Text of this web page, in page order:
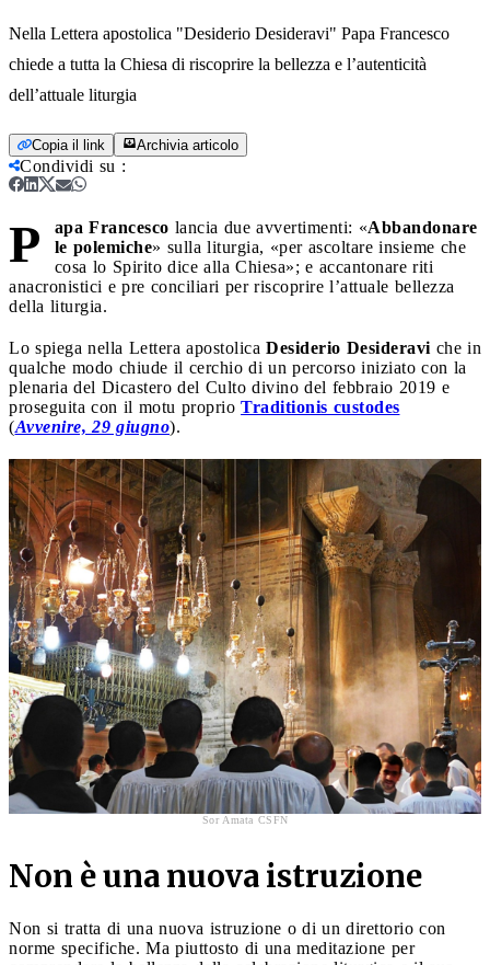
Nella Lettera apostolica "Desiderio Desideravi" Papa Francesco
chiede a tutta la Chiesa di riscoprire la bellezza e l’autenticità
dell’attuale liturgia
Copia il link Archivia articolo
Condividi su :
P apa Francesco lancia due avvertimenti: «Abbandonare
le polemiche» sulla liturgia, «per ascoltare insieme che
cosa lo Spirito dice alla Chiesa»; e accantonare riti
anacronistici e pre conciliari per riscoprire l’attuale bellezza
della liturgia.
Lo spiega nella Lettera apostolica Desiderio Desideravi che in
qualche modo chiude il cerchio di un percorso iniziato con la
plenaria del Dicastero del Culto divino del febbraio 2019 e
proseguita con il motu proprio Traditionis custodes
(Avvenire, 29 giugno).
Sor Amata CSFN
Non è una nuova istruzione
Non si tratta di una nuova istruzione o di un direttorio con
norme specifiche. Ma piuttosto di una meditazione per